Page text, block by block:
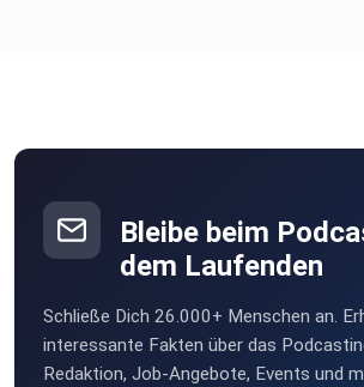
Bleibe beim
dem Laufenden
Schließe Dich 26.000+ Menschen an.
interessante Fakten über das
Redaktion, Job-Angebote, Events und